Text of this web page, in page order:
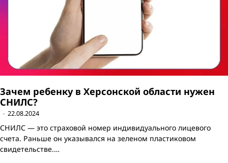
Зачем ребенку в Херсонской области нужен
СНИЛС?
22.08.2024
СНИЛС — это страховой номер индивидуального лицевого
счета. Раньше он указывался на зеленом пластиковом
свидетельстве.…